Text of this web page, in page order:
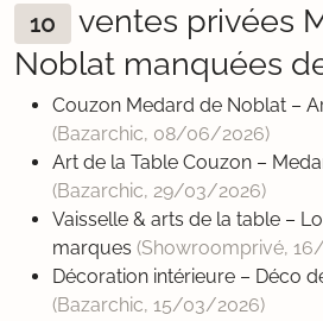
10
ventes privées
Noblat manquées
Couzon Medard de Noblat –
(Bazarchic, 08/06/2026)
Art de la Table Couzon –
(Bazarchic, 29/03/2026)
Vaisselle & arts de la table –
marques (Showroomprivé,
Décoration intérieure – Déco
(Bazarchic, 15/03/2026)